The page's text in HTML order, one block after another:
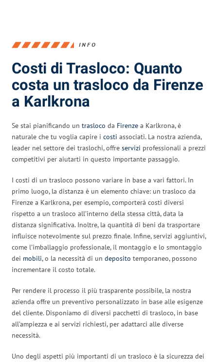
INFO
Costi di Trasloco: Quanto
costa un trasloco da Firenze
a Karlkrona
Se stai pianificando un trasloco da Firenze a Karlkrona, è
naturale che tu voglia capire i costi associati. La nostra azienda,
leader nel settore dei traslochi, offre servizi professionali a prezzi
competitivi per aiutarti in questo importante passaggio.
I costi di un trasloco possono variare in base a vari fattori. In
primo luogo, la distanza è un elemento chiave: un trasloco da
Firenze a Karlkrona, per esempio, comporterà costi diversi
rispetto a un trasloco all’interno della stessa città, data la
distanza significativa. Inoltre, la quantità di beni da trasportare
influisce notevolmente sul prezzo finale. Infine, servizi aggiuntivi,
come l’imballaggio professionale, il montaggio e lo smontaggio
dei mobili, o la necessità di un deposito temporaneo, possono
incrementare il costo totale.
Per rendere il processo il più trasparente possibile, la nostra
azienda offre un preventivo personalizzato in base alle esigenze
del cliente. Disponiamo di diversi pacchetti di trasloco, in base
all’ampiezza e ai servizi richiesti, per adattarci alle diverse
necessità.
Uno degli aspetti più importanti di un trasloco è la sicurezza dei